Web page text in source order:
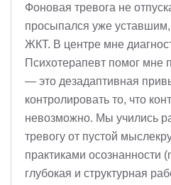
Фоновая тревога не
просыпался уже
ЖКТ. В центре мне
Психотерапевт помог мне
— это дезадаптивная
контролировать то, что
невозможно. Мы учились
тревогу от пустой
практиками осознанности
глубокая и структурная